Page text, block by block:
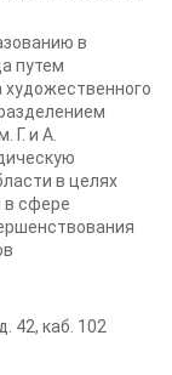
в
путем
Г. и А.
в целях
в сфере
42, каб. 102